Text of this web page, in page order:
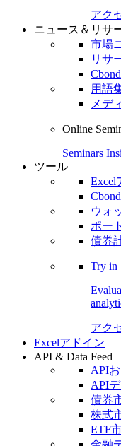
アク
ニュース＆リサ
市場
リサ
用語
メデ
Online
Seminars
ツール
Excel
ウォ
ポー
債券
Try in
アク
Excelアドイン
API & Data Feed
API
API
債券
株式
ETF